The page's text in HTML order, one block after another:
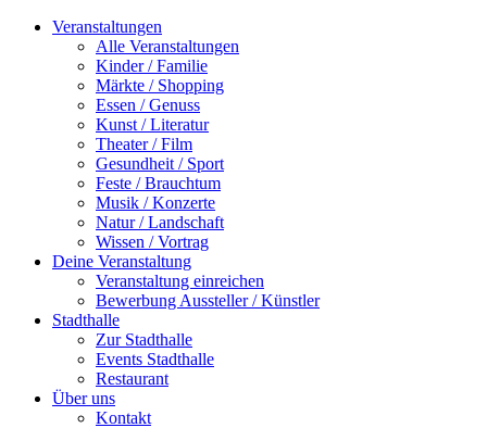
Veranstaltungen
Alle Veranstaltungen
Kinder / Familie
Märkte / Shopping
Essen / Genuss
Kunst / Literatur
Theater / Film
Gesundheit / Sport
Feste / Brauchtum
Musik / Konzerte
Natur / Landschaft
Wissen / Vortrag
Deine Veranstaltung
Veranstaltung einreichen
Bewerbung Aussteller / Künstler
Stadthalle
Zur Stadthalle
Events Stadthalle
Restaurant
Über uns
Kontakt